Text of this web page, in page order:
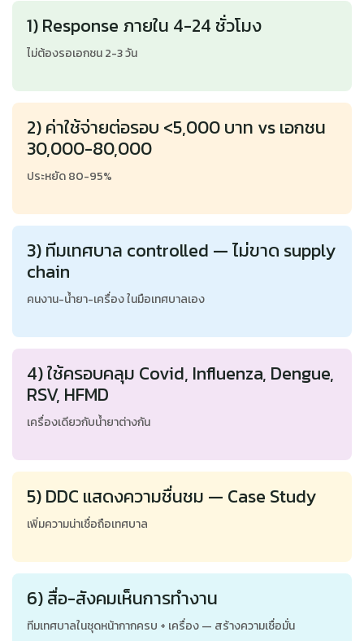
1) Response ภายใน 4-24 ชั่วโมง
ไม่ต้องรอเอกชน 2-3 วัน
2) ค่าใช้จ่ายต่อรอบ <5,000 บาท vs เอกชน
30,000-80,000
ประหยัด 80-95%
3) ทีมเทศบาล controlled — ไม่ขาด supply
chain
คนงาน-น้ำยา-เครื่อง ในมือเทศบาลเอง
4) ใช้ครอบคลุม Covid, Influenza, Dengue,
RSV, HFMD
เครื่องเดียวกับน้ำยาต่างกัน
5) DDC แสดงความชื่นชม — Case Study
เพิ่มความน่าเชื่อถือเทศบาล
6) สื่อ-สังคมเห็นการทำงาน
ทีมเทศบาลในชุดหน้ากากครบ + เครื่อง — สร้างความเชื่อมั่น